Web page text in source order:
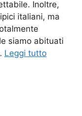
Inoltre,
italiani, ma
siamo abituati
Leggi tutto